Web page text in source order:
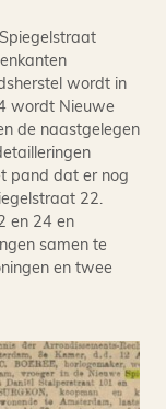
wordt in
wordt Nieuwe
de naastgelegen
pand dat er nog
22.
en 24 en
samen te
en twee